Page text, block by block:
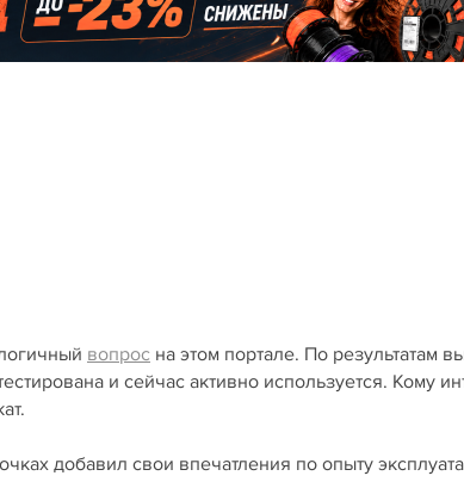
вопрос на этом портале. По результатам
и сейчас активно используется. Кому
добавил свои впечатления по опыту